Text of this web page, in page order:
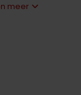
meer